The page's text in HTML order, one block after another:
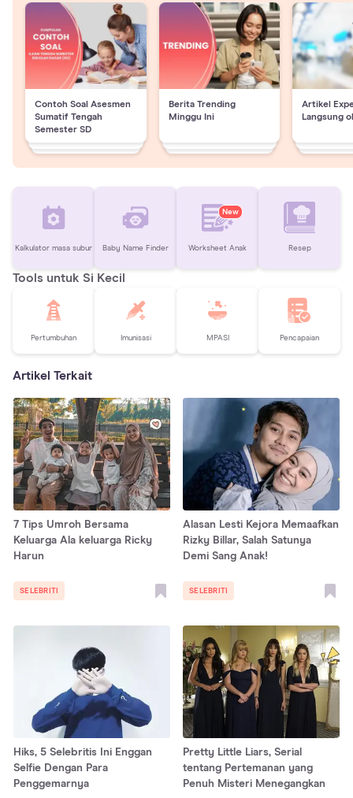
Contoh Soal Asesmen
Sumatif Tengah
Semester SD
Berita Trending
Minggu Ini
Artikel
Langsung
Kalkulator masa subur Baby Name Finder
New
Worksheet Anak Resep
Tools untuk Si Kecil
Pertumbuhan Imunisasi MPASI Pencapaian
Artikel Terkait
7 Tips Umroh Bersama
Keluarga Ala keluarga Ricky
Harun
SELEBRITI
Alasan Lesti Kejora Memaafkan
Rizky Billar, Salah Satunya
Demi Sang Anak!
SELEBRITI
Hiks, 5 Selebritis Ini Enggan
Selfie Dengan Para
Penggemarnya
Pretty Little Liars, Serial
tentang Pertemanan yang
Penuh Misteri Menegangkan